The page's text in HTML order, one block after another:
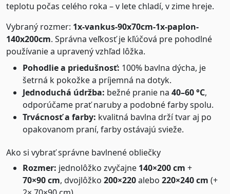
teplotu počas celého roka – v lete chladí, v zime hreje.
Vybraný rozmer: 1x-vankus-90x70cm-1x-paplon-
140x200cm. Správna veľkosť je kľúčová pre pohodlné
používanie a upravený vzhľad lôžka.
Pohodlie a priedušnosť: 100% bavlna dýcha, je
šetrná k pokožke a príjemná na dotyk.
Jednoduchá údržba: bežné pranie na 40–60 °C,
odporúčame prať naruby a podobné farby spolu.
Trvácnosť a farby: kvalitná bavlna drží tvar aj po
opakovanom praní, farby ostávajú svieže.
Ako si vybrať správne bavlnené obliečky
Rozmer: jednolôžko zvyčajne 140×200 cm +
70×90 cm, dvojlôžko 200×220alebo 220×240 cm (+